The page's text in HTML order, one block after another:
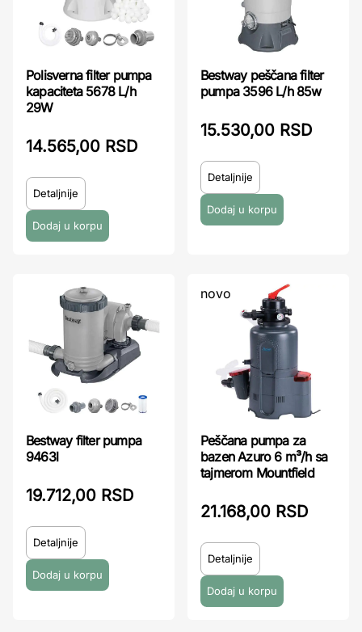
Polisverna filter pumpa
kapaciteta 5678 L/h
29W
14.565,00 RSD
Detaljnije
Bestway peščana filter
pumpa 3596 L/h 85w
15.530,00 RSD
Detaljnije
Bestway filter pumpa
9463l
19.712,00 RSD
Detaljnije
novo
Peščana pumpa za
bazen Azuro 6 m³/h sa
tajmerom Mountfield
21.168,00 RSD
Detaljnije